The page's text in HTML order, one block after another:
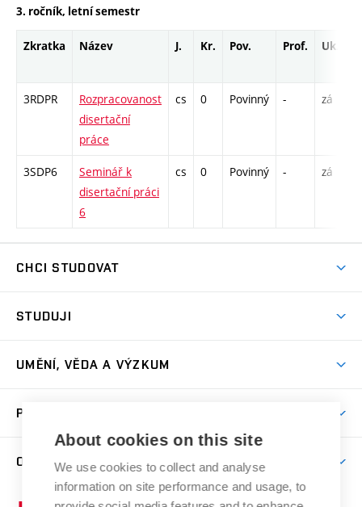
3. ročník, letní semestr
Zkratka Název J. Kr. Pov. Prof. Uk.
3RDPR
Rozpracovanost
disertační
práce
cs 0 Povinný - zá
3SDP6
Seminář k
disertační práci
6
cs 0 Povinný - zá
CHCI STUDOVAT
Přijímačky
Dny otevřených dveří
Přípravné kurzy
Studium bez bariér
Katedra teorií a dějin umění
Kabinety a dílny
STUDUJI
Časový plán studia
Studijní předpisy a formuláře
Studium a stáže v zahraničí
Rezidenční pobyty
UMĚNÍ, VĚDA A VÝZKUM
Publikační činnost
Projekty
PRO VEŘEJNOST
Letní školy a semestrální kurzy
Nakladatelská a vydavatelská činnost
Research Catalogue
O FAKULTĚ
Aktuality
About cookies on this site
We use cookies to collect and analyse
information on site performance and usage, to